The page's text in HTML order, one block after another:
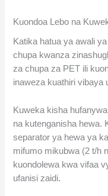
Kuondoa Lebo na
Katika hatua ya awali
chupa kwanza
za chupa za PET ili
inaweza kuathiri vibaya
Kuweka kisha
na kutenganisha hewa.
separator ya hewa ya
mifumo mikubwa (2 t/h
kuondolewa kwa vifaa
ufanisi zaidi.